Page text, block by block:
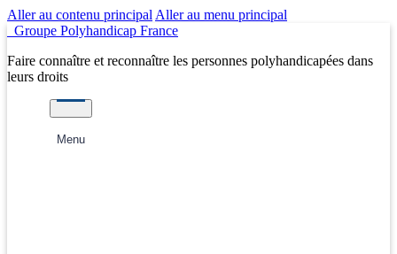
Aller au contenu principal Aller au menu principal
Groupe Polyhandicap France
Faire connaître et reconnaître les personnes polyhandicapées dans
leurs droits
Menu